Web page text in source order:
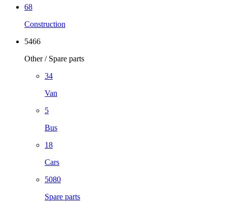
68
Construction
5466
Other / Spare parts
34
Van
5
Bus
18
Cars
5080
Spare parts